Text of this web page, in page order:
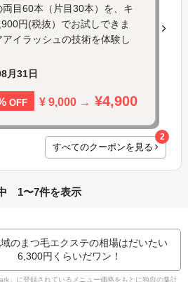
両目60本（片目30本）を、キ
円(税抜）でお試しできま
イラッシュの技術を体験し
月31日
OFF ¥ 9,000 → ¥4,900
すべてのクーポンを見る
2
1〜7件を表示
のまつ毛エクステの相場はだいたい
6,300円 くらいだワン！
」に登録されているメニュー価格をもとに独自の集計